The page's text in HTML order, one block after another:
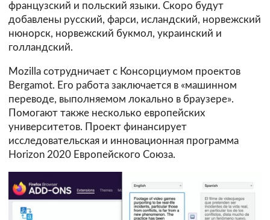
французский и польский языки. Скоро будут
добавлены русский, фарси, исландский, норвежский
нюнорск, норвежский букмол, украинский и
голландский.
Mozilla сотрудничает с Консорциумом проектов
Bergamot. Его работа заключается в «машинном
переводе, выполняемом локально в браузере».
Помогают также несколько европейских
университетов. Проект финансирует
исследовательская и инновационная программа
Horizon 2020 Европейского Союза.